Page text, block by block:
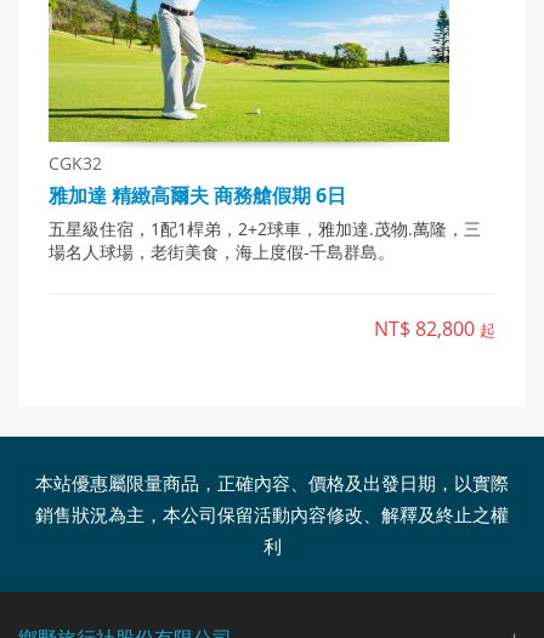
CGK32
雅加達 精緻高爾夫 商務艙假期 6日
五星級住宿，1配1桿弟，2+2球車，雅加達.茂物.萬隆，三
場名人球場，老街美食，海上度假-千島群島。
NT$ 82,800 起
本站優惠屬限量商品，正確內容、價格及出發日期，以實際
銷售狀況為主，本公司保留活動內容修改、解釋及終止之權
利